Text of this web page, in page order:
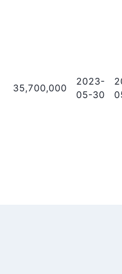
35,700,000
2023-
05-30